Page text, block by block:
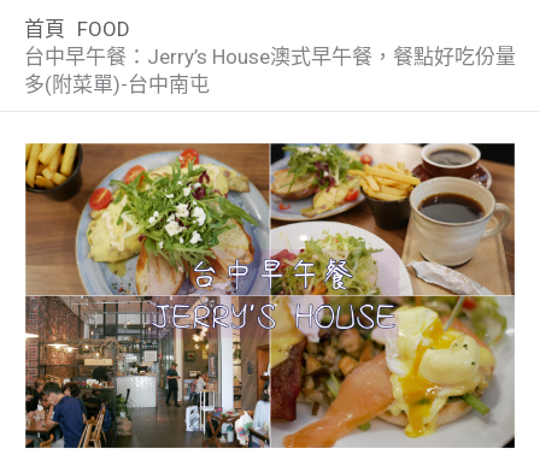
首頁 FOOD
台中早午餐：Jerry’s House澳式早午餐，餐點好吃份量
多(附菜單)-台中南屯